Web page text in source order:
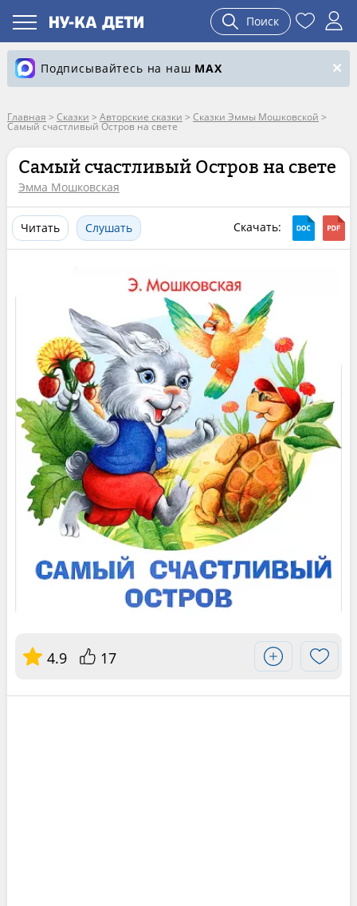
Поиск
Подписывайтесь на наш MAX
Главная > Сказки > Авторские сказки > Сказки Эммы Мошковской >
Самый счастливый Остров на свете
Самый счастливый Остров на свете
Эмма Мошковская
Читать Слушать Скачать:
4.9 17